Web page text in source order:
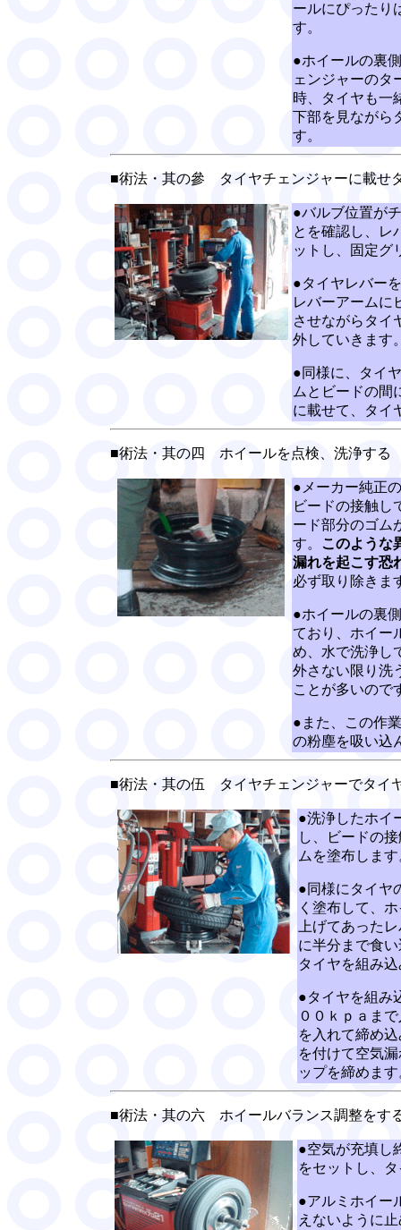
ールにぴったり
す。
●ホイールの裏
ェンジャーのタ
時、タイヤも一
下部を見ながら
す。
■術法・其の參 タイヤチェンジャーに載せ
●バルブ位置が
とを確認し、レ
ットし、固定グ
●タイヤレバー
レバーアームに
させながらタイ
外していきます
●同様に、タイ
ムとビードの間
に載せて、タイ
■術法・其の四 ホイールを点検、洗浄する
●メーカー純正
ビードの接触し
ード部分のゴム
す。 このような
漏れを起こす恐
必ず取り除きま
●ホイールの裏
ており、ホイー
め、水で洗浄し
外さない限り洗
ことが多いので
●また、この作
の粉塵を吸い込
■術法・其の伍 タイヤチェンジャーでタイ
●洗浄したホイ
し、ビードの
ムを塗布します
●同様にタイヤ
く塗布して、
上げてあった
に半分まで食
タイヤを組み
●タイヤを組み
００ｋｐａま
を入れて締め
を付けて空気
ップを締めま
■術法・其の六 ホイールバランス調整をす
●空気が充填し
をセットし、
●アルミホイー
えないように